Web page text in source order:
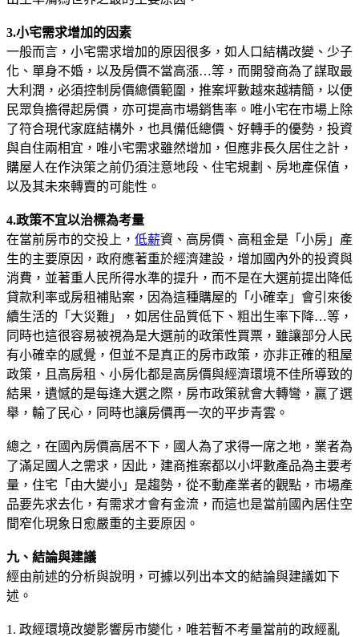
3.小宅需求增加的因素
一般而言，小宅需求增加的原因很多，如人口結構改變、少子
化、單身不婚，以及房價不當高漲…等，而開發商為了謀取最
大利潤，必須控制房價總價範圍，推案坪數越來越精簡，以便
民眾負擔得起房價，亦可提高市場銷售率。唯小宅在市場上除
了符合現代家庭結構外，也具備低總價、好轉手的優勢，投資
與自住兩相宜，唯小宅需求雖然增加，但應非長久居住之計，
購屋人在作決策之前仍須注意地段、住宅規劃、房地產保值，
以及其未來轉賣的可能性。
4.政策不宜以治標為考量
在當前房市的交投上， 低薪資、高房價、高租金是「小房」產
生的主要原因，政府應著重於經濟建設，增加國內外的投資與
消費，並著重人民所得水準的提升，而不是在大選前提出降低
貸款利率或房租補貼案，因為這種購屋的「小確幸」會引來後
續生活的「大災難」，如居住品質低下、粗出生率下降…等，
同時也這很容易被視為是大選前的政策性買票，雖讓部分人民
有小確幸的感覺，但並不是真正的房市政策，亦非正確的租屋
政策，且高房租、小房化都是高房價與經濟環境不佳所導致的
結果，遺憾的是每逢大選之際，房市政策就會大轉彎，贏了選
舉，輸了民心，同時也讓房價再一次的平步青雲。
總之，在國內房價高居不下，國人為了求得一席之地，業者為
了滿足國人之需求，因此，建商推案都以小坪數產品為主要考
量，住宅「由大變小」是趨勢，從不動產業者的觀點，市場產
品要先求去化，有需求才會有金流，而這也是當前國內居住空
間窄化現象日愈嚴重的主要原因。
九、結論與建議
經由前述的分析與說明，可據以列出本文的結論與建議如下
述。
1. 政經環境改變影響房市變化，唯若暫不考量當前的政經亂